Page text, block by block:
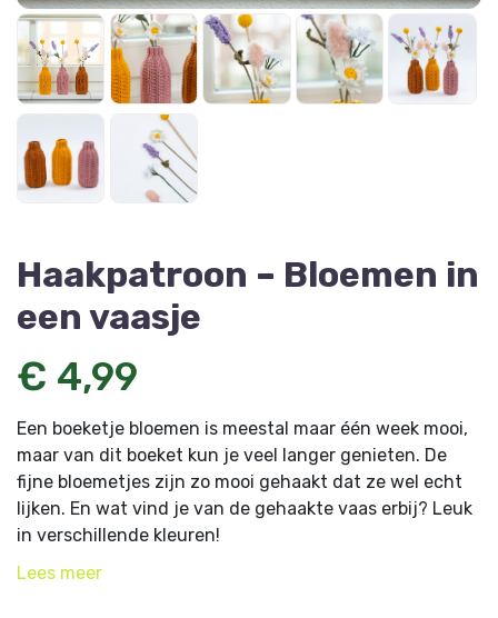
Haakpatroon – Bloemen in
een vaasje
€ 4,99
Een boeketje bloemen is meestal maar één week mooi,
maar van dit boeket kun je veel langer genieten. De
fijne bloemetjes zijn zo mooi gehaakt dat ze wel echt
lijken. En wat vind je van de gehaakte vaas erbij? Leuk
in verschillende kleuren!
Dit artikel komt uit HobbyHandig 258 en is ontworpen
Lees meer